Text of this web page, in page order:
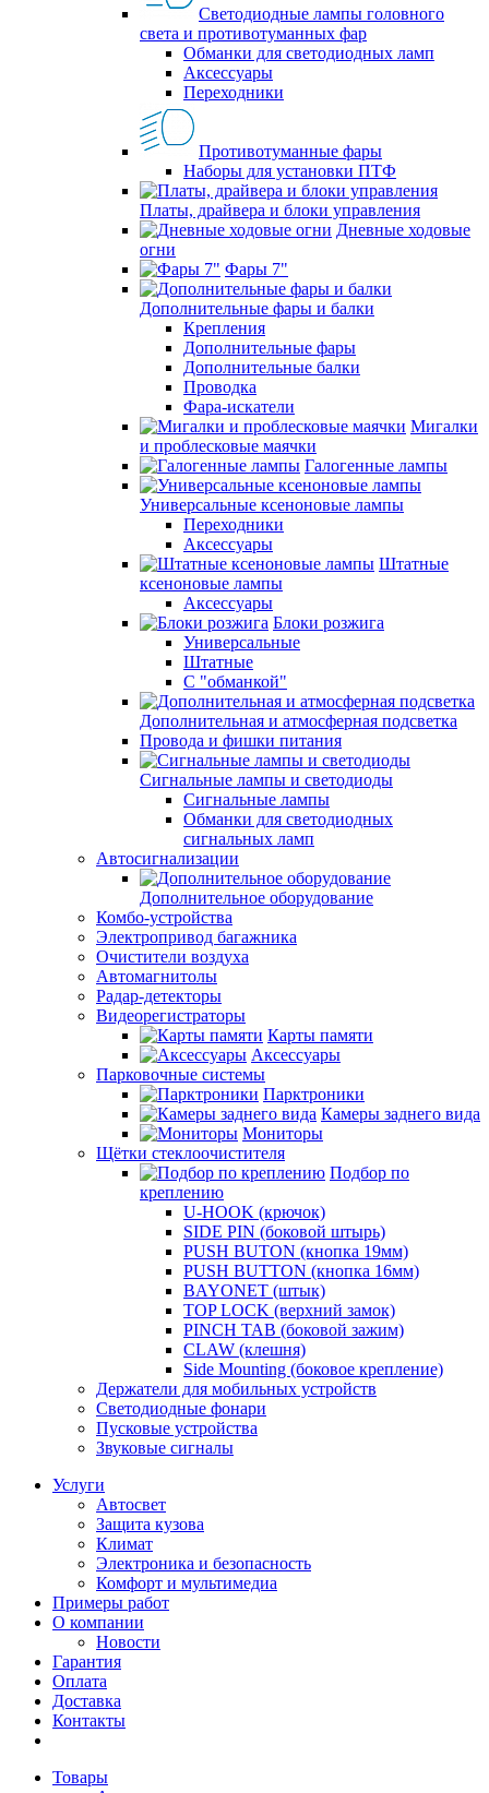
Светодиодные лампы головного
света и противотуманных фар
Обманки для светодиодных ламп
Аксессуары
Переходники
Противотуманные фары
Наборы для установки ПТФ
Платы, драйвера и блоки управления
Дневные ходовые
огни
Фары 7"
Дополнительные фары и балки
Крепления
Дополнительные фары
Дополнительные балки
Проводка
Фара-искатели
Мигалки
и проблесковые маячки
Галогенные лампы
Универсальные ксеноновые лампы
Переходники
Аксессуары
Штатные
ксеноновые лампы
Аксессуары
Блоки розжига
Универсальные
Штатные
С "обманкой"
Дополнительная и атмосферная подсветка
Провода и фишки питания
Cигнальные лампы и светодиоды
Сигнальные лампы
Обманки для светодиодных
сигнальных ламп
Автосигнализации
Дополнительное оборудование
Комбо-устройства
Электропривод багажника
Очистители воздуха
Автомагнитолы
Радар-детекторы
Видеорегистраторы
Карты памяти
Аксессуары
Парковочные системы
Парктроники
Камеры заднего вида
Мониторы
Щётки стеклоочистителя
Подбор по
креплению
U-HOOK (крючок)
SIDE PIN (боковой штырь)
PUSH BUTON (кнопка 19мм)
PUSH BUTTON (кнопка 16мм)
BAYONET (штык)
TOP LOCK (верхний замок)
PINCH TAB (боковой зажим)
CLAW (клешня)
Side Mounting (боковое крепление)
Держатели для мобильных устройств
Светодиодные фонари
Пусковые устройства
Звуковые сигналы
Услуги
Автосвет
Защита кузова
Климат
Электроника и безопасность
Комфорт и мультимедиа
Примеры работ
О компании
Новости
Гарантия
Оплата
Доставка
Контакты
Товары